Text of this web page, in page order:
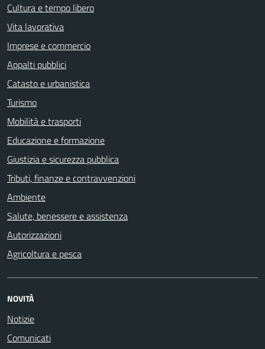
Cultura e tempo libero
Vita lavorativa
Imprese e commercio
Appalti pubblici
Catasto e urbanistica
Turismo
Mobilità e trasporti
Educazione e formazione
Giustizia e sicurezza pubblica
Tributi, finanze e contravvenzioni
Ambiente
Salute, benessere e assistenza
Autorizzazioni
Agricoltura e pesca
NOVITÀ
Notizie
Comunicati